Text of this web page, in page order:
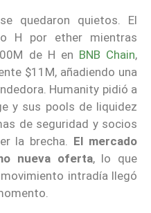
quedaron quietos. El
H por ether mientras
de H en BNB Chain,
$11M, añadiendo una
Humanity pidió a
y sus pools de liquidez
de seguridad y socios
la brecha. El mercado
nueva oferta, lo que
intradía llegó